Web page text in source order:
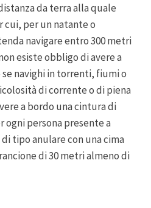
da terra alla quale
cui, per un natante o
navigare entro 300 metri
esiste obbligo di avere a
navighi in torrenti, fiumi o
di corrente o di piena
a bordo una cintura di
ogni persona presente a
tipo anulare con una cima
di 30 metri almeno di